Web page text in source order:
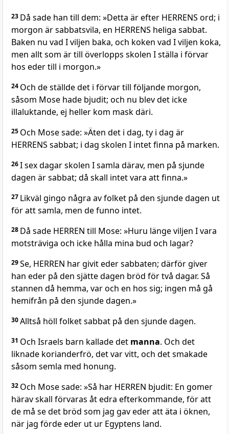
23 Då sade han till dem: »Detta är efter HERRENS ord; i
morgon är sabbatsvila, en HERRENS heliga sabbat.
Baken nu vad I viljen baka, och koken vad I viljen koka,
men allt som är till överlopps skolen I ställa i förvar
hos eder till i morgon.»
24 Och de ställde det i förvar till följande morgon,
såsom Mose hade bjudit; och nu blev det icke
illaluktande, ej heller kom mask däri.
25 Och Mose sade: »Äten det i dag, ty i dag är
HERRENS sabbat; i dag skolen I intet finna på marken.
26I sex dagar skolen I samla därav, men på sjunde
dagen är sabbat; då skall intet vara att finna.»
27 Likväl gingo några av folket på den sjunde dagen ut
för att samla, men de funno intet.
28 Då sade HERREN till Mose: »Huru länge viljen I vara
motsträviga och icke hålla mina bud och lagar?
29Se, HERREN har givit eder sabbaten; därför giver
han eder på den sjätte dagen bröd för två dagar. Så
stannen då hemma, var och en hos sig; ingen må gå
hemifrån på den sjunde dagen.»
30Alltså höll folket sabbat på den sjunde dagen.
31 Och Israels barn kallade det manna. Och det
liknade korianderfrö, det var vitt, och det smakade
såsom semla med honung.
32 Och Mose sade: »Så har HERREN bjudit: En gomer
härav skall förvaras åt edra efterkommande, för att
de må se det bröd som jag gav eder att äta i öknen,
när jag förde eder ut ur Egyptens land.